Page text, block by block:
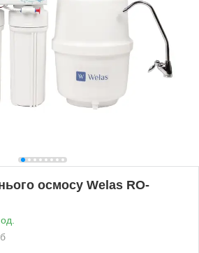
осмосу Welas RO-